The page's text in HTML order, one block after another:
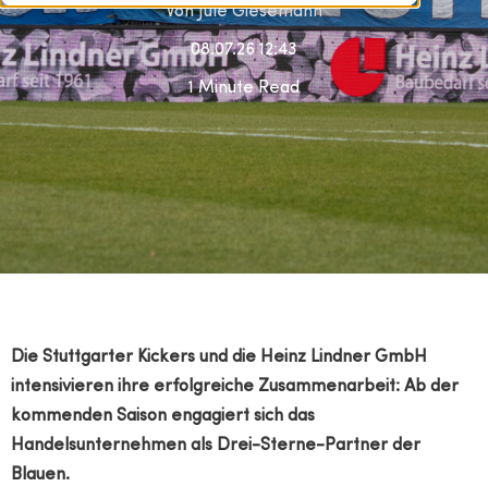
VonJule Giesemann
08.07.26 12:43
1 Minute Read
Die Stuttgarter Kickers und die Heinz Lindner GmbH
intensivieren ihre erfolgreiche Zusammenarbeit: Ab der
kommenden Saison engagiert sich das
Handelsunternehmen als Drei-Sterne-Partner der
Blauen.